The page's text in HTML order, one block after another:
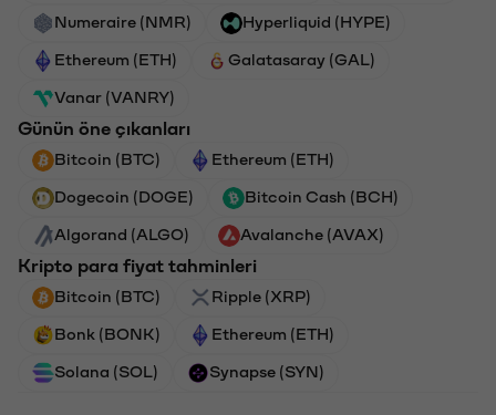
Numeraire (NMR) Hyperliquid (HYPE)
Ethereum (ETH) Galatasaray (GAL)
Vanar (VANRY)
Günün öne çıkanları
Bitcoin (BTC) Ethereum (ETH)
Dogecoin (DOGE) Bitcoin Cash (BCH)
Algorand (ALGO) Avalanche (AVAX)
Kripto para fiyat tahminleri
Bitcoin (BTC) Ripple (XRP)
Bonk (BONK) Ethereum (ETH)
Solana (SOL) Synapse (SYN)